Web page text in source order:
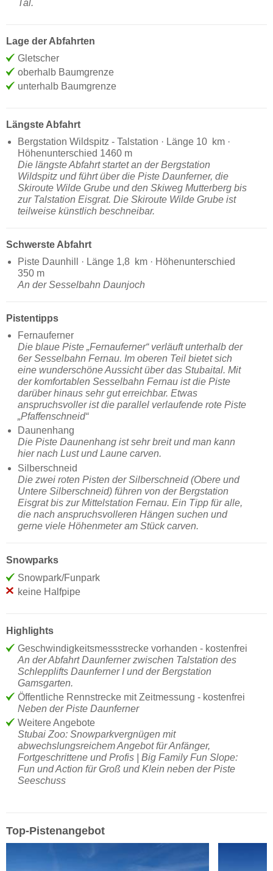
Tal.
Lage der Abfahrten
Gletscher
oberhalb Baumgrenze
unterhalb Baumgrenze
Längste Abfahrt
Bergstation Wildspitz - Talstation · Länge 10 km ·
Höhenunterschied 1460 m
Die längste Abfahrt startet an der Bergstation
Wildspitz und führt über die Piste Daunferner, die
Skiroute Wilde Grube und den Skiweg Mutterberg bis
zur Talstation Eisgrat. Die Skiroute Wilde Grube ist
teilweise künstlich beschneibar.
Schwerste Abfahrt
Piste Daunhill · Länge 1,8 km · Höhenunterschied
350 m
An der Sesselbahn Daunjoch
Pistentipps
Fernauferner
Die blaue Piste „Fernauferner“ verläuft unterhalb der
6er Sesselbahn Fernau. Im oberen Teil bietet sich
eine wunderschöne Aussicht über das Stubaital. Mit
der komfortablen Sesselbahn Fernau ist die Piste
darüber hinaus sehr gut erreichbar. Etwas
anspruchsvoller ist die parallel verlaufende rote Piste
„Pfaffenschneid“
Daunenhang
Die Piste Daunenhang ist sehr breit und man kann
hier nach Lust und Laune carven.
Silberschneid
Die zwei roten Pisten der Silberschneid (Obere und
Untere Silberschneid) führen von der Bergstation
Eisgrat bis zur Mittelstation Fernau. Ein Tipp für alle,
die nach anspruchsvolleren Hängen suchen und
gerne viele Höhenmeter am Stück carven.
Snowparks
Snowpark/Funpark
keine Halfpipe
Highlights
Geschwindigkeitsmessstrecke vorhanden - kostenfrei
An der Abfahrt Daunferner zwischen Talstation des
Schlepplifts Daunferner I und der Bergstation
Gamsgarten.
Öffentliche Rennstrecke mit Zeitmessung - kostenfrei
Neben der Piste Daunferner
Weitere Angebote
Stubai Zoo: Snowparkvergnügen mit
abwechslungsreichem Angebot für Anfänger,
Fortgeschrittene und Profis | Big Family Fun Slope:
Fun und Action für Groß und Klein neben der Piste
Seeschuss
Top-Pistenangebot